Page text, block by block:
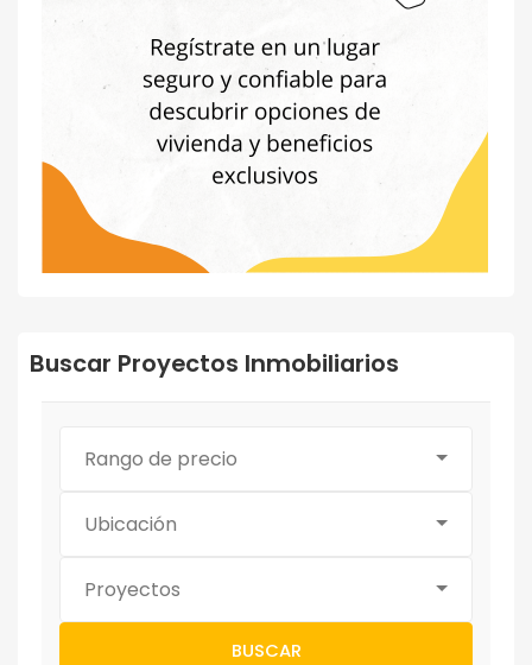
Buscar Proyectos Inmobiliarios
Rango de precio
Ubicación
Proyectos
BUSCAR